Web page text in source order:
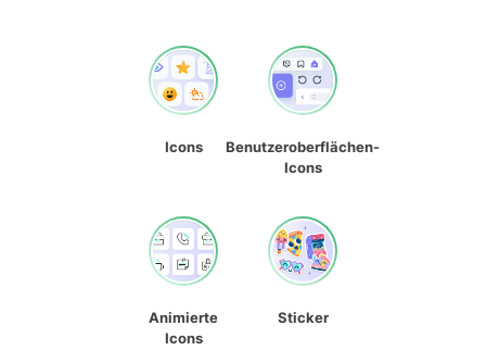
Icons
Benutzeroberflächen-
Icons
Animierte
Icons
Sticker